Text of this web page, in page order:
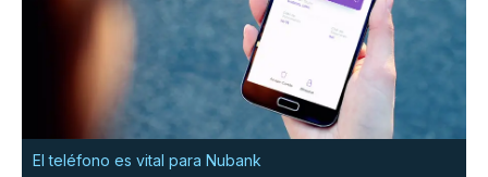
El teléfono es vital para Nubank